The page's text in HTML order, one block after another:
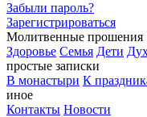
Забыли пароль?
Зарегистрироваться
Молитвенные прошения
Здоровье Семья Дети
простые записки
В монастыри К
иное
Контакты Новости